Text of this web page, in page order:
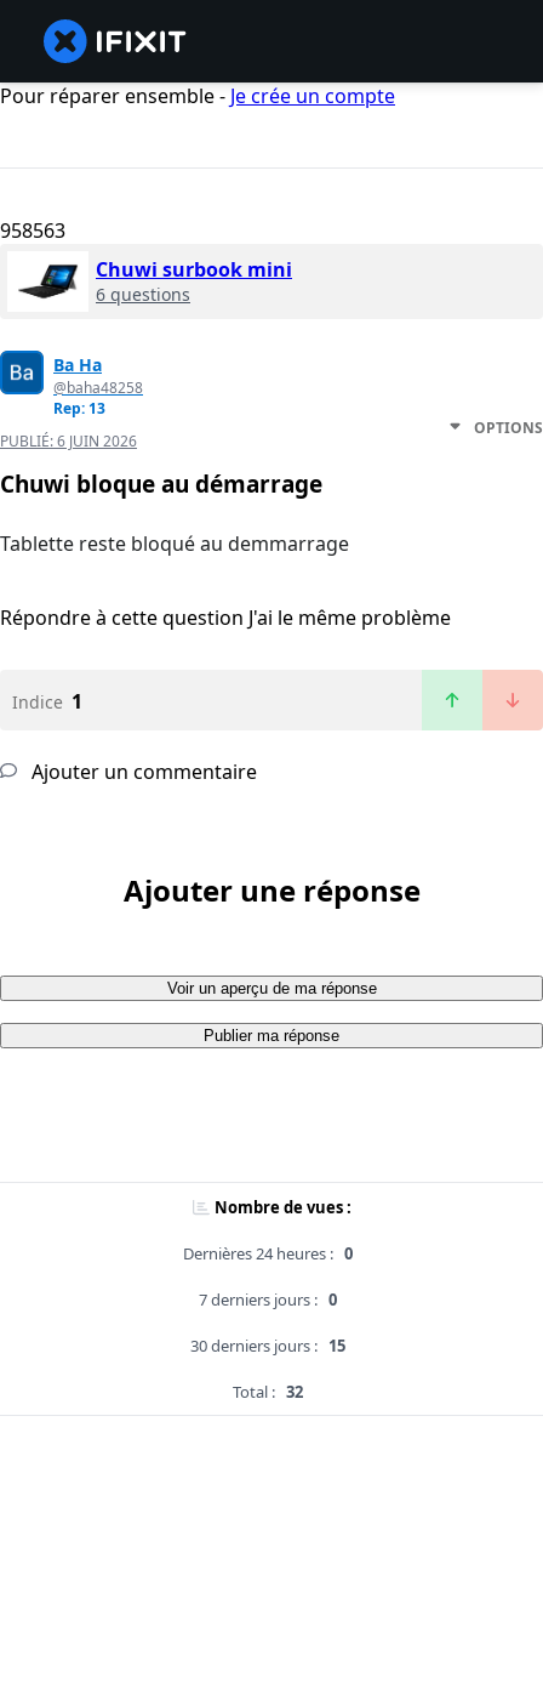
Pour réparer ensemble - Je crée un compte
958563
Chuwi surbook mini
6 questions
Ba Ha
@baha48258
Rep: 13
PUBLIÉ:6 JUIN 2026
OPTIONS
Chuwi bloque au démarrage
Tablette reste bloqué au demmarrage
Répondre à cette question J'ai le même problème
Indice 1
Ajouter un commentaire
Ajouter une réponse
Voir un aperçu de ma réponse
Publier ma réponse
Nombre de vues :
Dernières 24 heures : 0
7 derniers jours : 0
30 derniers jours : 15
Total : 32